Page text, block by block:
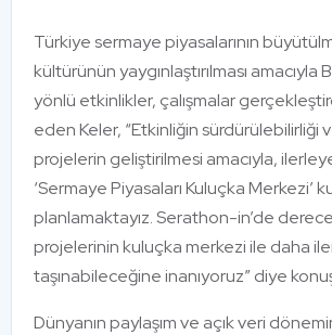
Türkiye sermaye piyasalarının
kültürünün yaygınlaştırılması amacıyla
yönlü etkinlikler, çalışmalar
eden Keler, “Etkinliğin sürdürülebilirliği
projelerin geliştirilmesi amacıyla,
‘Sermaye Piyasaları Kuluçka Merkezi’
planlamaktayız. Serathon-in’de
projelerinin kuluçka merkezi ile daha
taşınabileceğine inanıyoruz” diye
Dünyanın paylaşım ve açık veri